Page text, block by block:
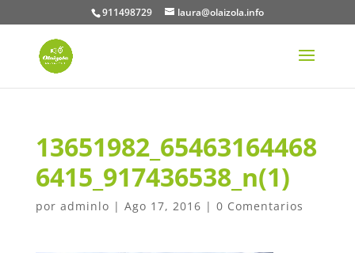
911498729 laura@olaizola.info
13651982_65463164468
6415_917436538_n(1)
por adminlo | Ago 17, 2016 | 0 Comentarios